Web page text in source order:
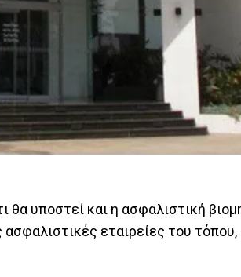
υποστεί και η ασφαλιστική
εταιρείες του τόπου,